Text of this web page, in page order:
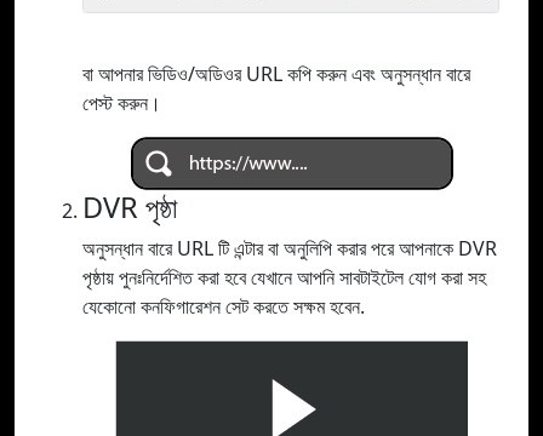
বা আপনার ভিডিও/অডিওর URL কপি করুন এবং অনুসন্ধান বারে
পেস্ট করুন।
DVR পৃষ্ঠা
অনুসন্ধান বারে URL টি এন্টার বা অনুলিপি করার পরে আপনাকে DVR
পৃষ্ঠায় পুনঃনির্দেশিত করা হবে যেখানে আপনি সাবটাইটেল যোগ করা সহ
যেকোনো কনফিগারেশন সেট করতে সক্ষম হবেন.